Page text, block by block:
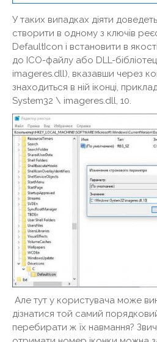
У таких випадках діяти
створити в одному з ключів
DefaultIcon і встановити в
до ICO-файлу або DLL-
imageres.dll), вказавши через
знаходиться в ній іконці,
System32 \ imageres.dll, 10.
Але тут у користувача може
дізнатися той самий
перебирати ж їх навмання?